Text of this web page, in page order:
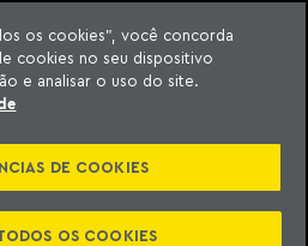
os cookies”, você concorda
cookies no seu dispositivo
e analisar o uso do site.
DE COOKIES
OS COOKIES